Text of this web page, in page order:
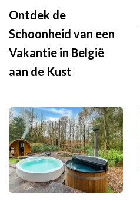
Ontdek de
Schoonheid van een
Vakantie in België
aan de Kust